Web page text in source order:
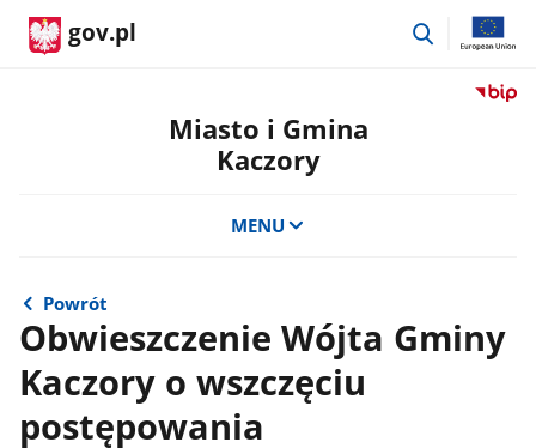
gov.pl
przejdź
Przejdź
Miasto i Gmina
Kaczory
MENU
Powrót
Obwieszczenie Wójta Gminy
Kaczory o wszczęciu
postępowania